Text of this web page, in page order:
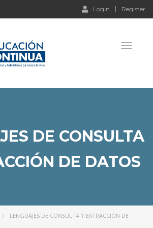
Login Register
Toggle
DE CONSULTA
DE DATOS
LENGUAJES DE CONSULTA Y EXTRACCIÓN DE